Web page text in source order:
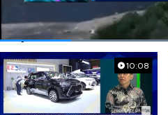
Popular Videos
10:08